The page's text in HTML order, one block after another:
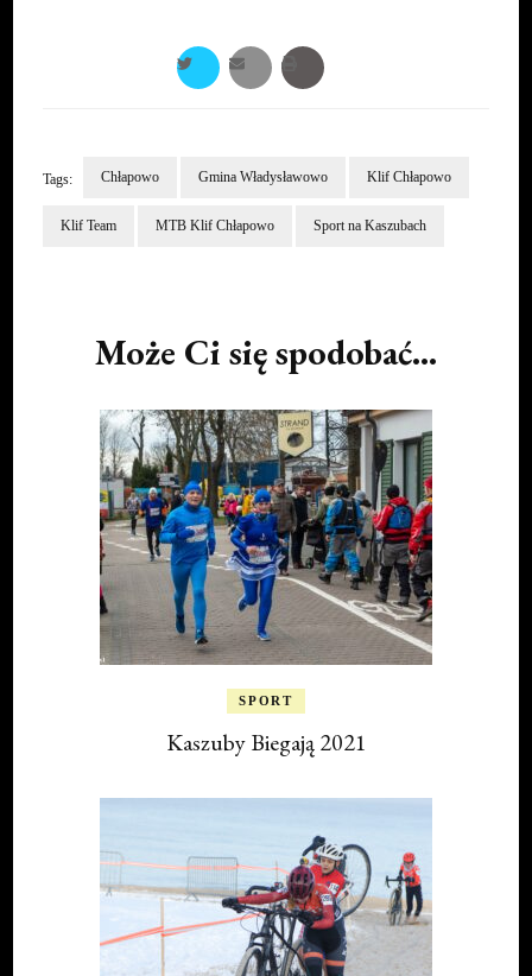
Tags: Chłapowo Gmina Władysławowo Klif Chłapowo
Klif Team MTB Klif Chłapowo Sport na Kaszubach
Może Ci się spodobać...
SPORT
Kaszuby Biegają 2021